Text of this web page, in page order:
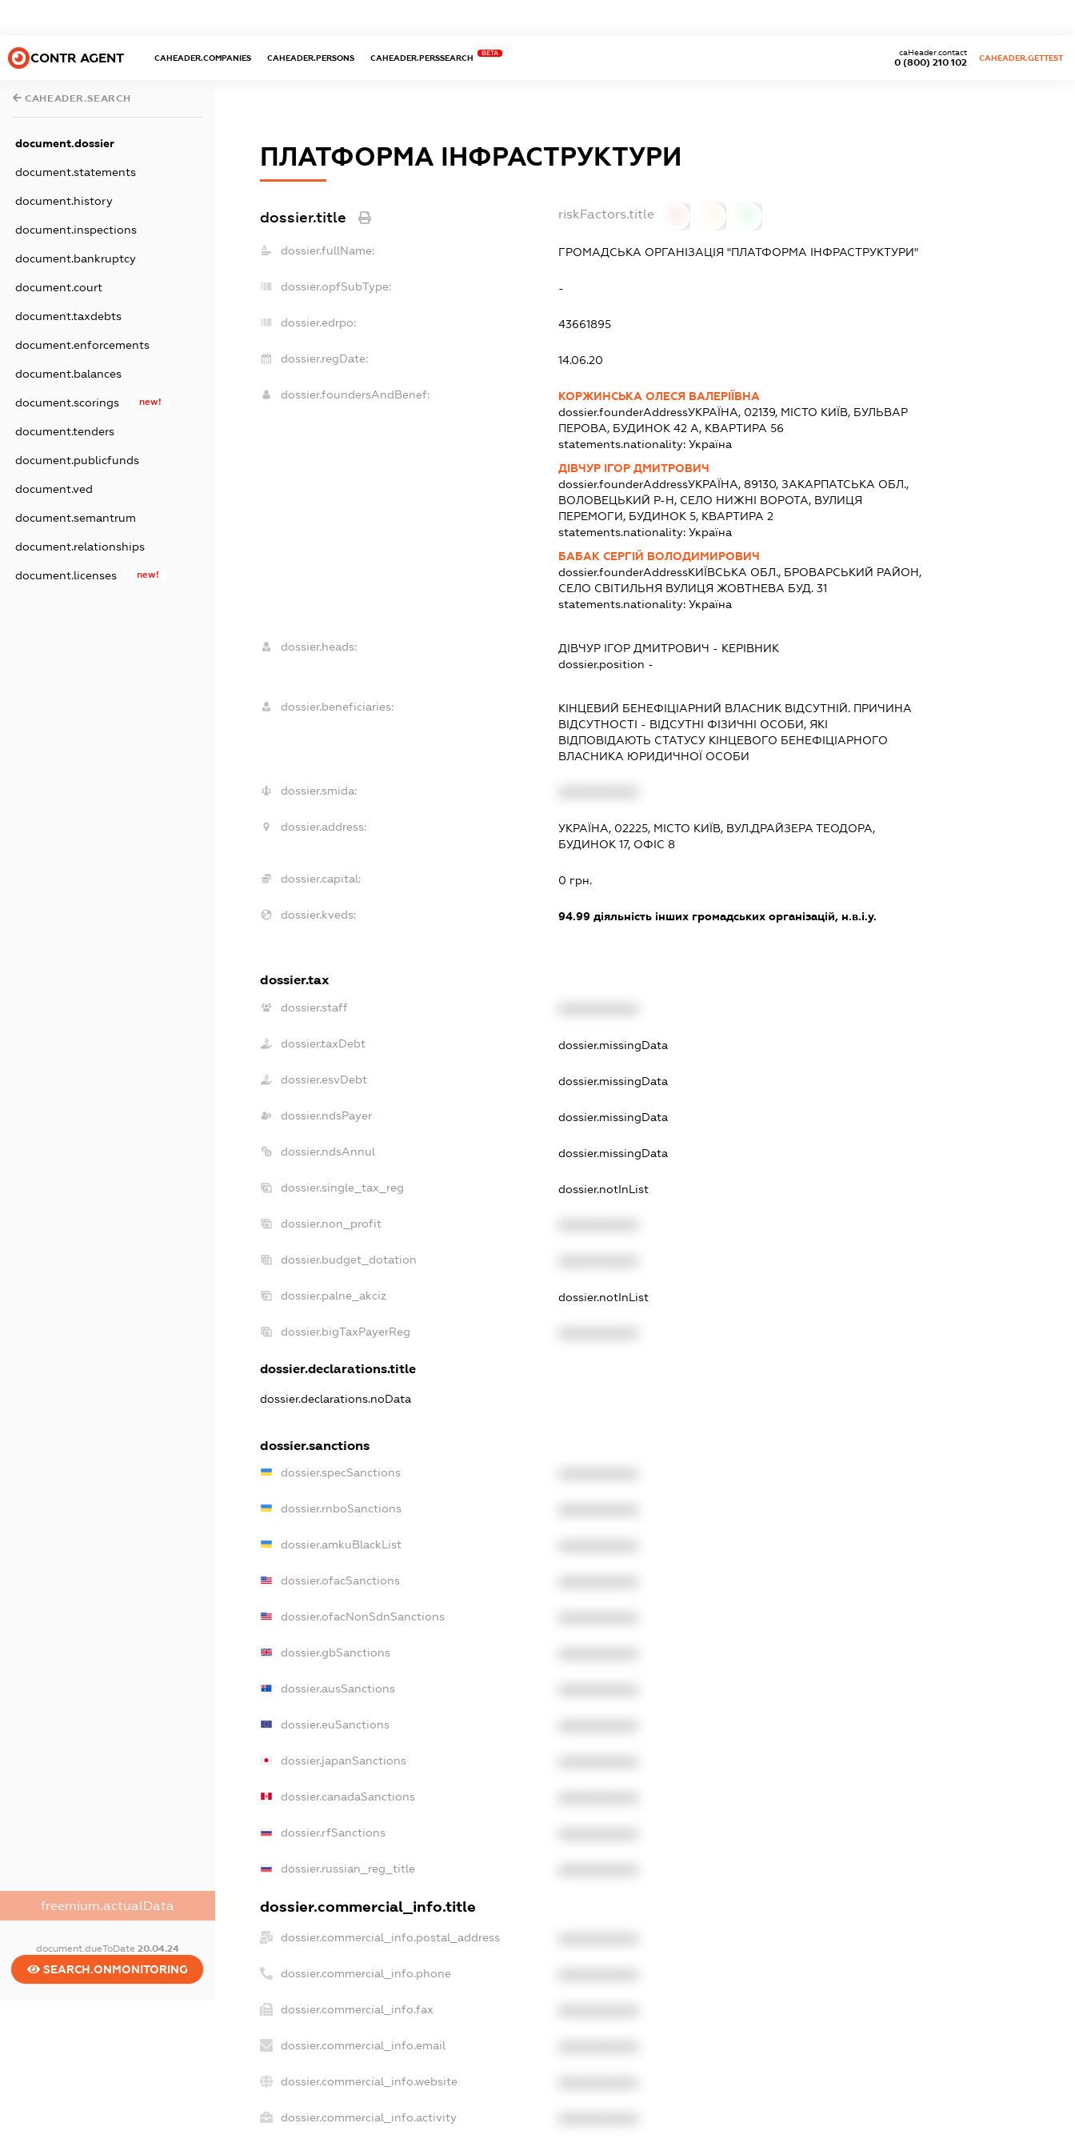
CONTR AGENT CAHEADER.COMPANIES CAHEADER.PERSONS CAHEADER.PERSSEARCH
BETA
0 (800) 210 102
caHeader.contact
CAHEADER.GETTEST
CAHEADER.SEARCH
document.dossier
document.statements
document.history
document.inspections
document.bankruptcy
document.court
document.taxdebts
document.enforcements
document.balances
document.scorings new!
document.tenders
document.publicfunds
document.ved
document.semantrum
document.relationships
document.licenses new!
freemium.actualData
document.dueToDate 20.04.24
SEARCH.ONMONITORING
ПЛАТФОРМА ІНФРАСТРУКТУРИ
dossier.title riskFactors.title
dossier.fullName: ГРОМАДСЬКА ОРГАНІЗАЦІЯ "ПЛАТФОРМА ІНФРАСТРУКТУРИ"
dossier.opfSubType: -
dossier.edrpo: 43661895
dossier.regDate: 14.06.20
dossier.foundersAndBenef:
КОРЖИНСЬКА ОЛЕСЯ ВАЛЕРІЇВНА
dossier.founderAddressУКРАЇНА, 02139, МІСТО КИЇВ, БУЛЬВАР
ПЕРОВА, БУДИНОК 42 А, КВАРТИРА 56
statements.nationality: Україна
ДІВЧУР ІГОР ДМИТРОВИЧ
dossier.founderAddressУКРАЇНА, 89130, ЗАКАРПАТСЬКА ОБЛ.,
ВОЛОВЕЦЬКИЙ Р-Н, СЕЛО НИЖНІ ВОРОТА, ВУЛИЦЯ
ПЕРЕМОГИ, БУДИНОК 5, КВАРТИРА 2
statements.nationality: Україна
БАБАК СЕРГІЙ ВОЛОДИМИРОВИЧ
dossier.founderAddressКИЇВСЬКА ОБЛ., БРОВАРСЬКИЙ РАЙОН,
СЕЛО СВІТИЛЬНЯ ВУЛИЦЯ ЖОВТНЕВА БУД. 31
statements.nationality: Україна
dossier.heads: ДІВЧУР ІГОР ДМИТРОВИЧ - КЕРІВНИК
dossier.position -
dossier.beneficiaries:
КІНЦЕВИЙ БЕНЕФІЦІАРНИЙ ВЛАСНИК ВІДСУТНІЙ. ПРИЧИНА
ВІДСУТНОСТІ - ВІДСУТНІ ФІЗИЧНІ ОСОБИ, ЯКІ
ВІДПОВІДАЮТЬ СТАТУСУ КІНЦЕВОГО БЕНЕФІЦІАРНОГО
ВЛАСНИКА ЮРИДИЧНОЇ ОСОБИ
dossier.smida:
dossier.address:
УКРАЇНА, 02225, МІСТО КИЇВ, ВУЛ.ДРАЙЗЕРА ТЕОДОРА,
БУДИНОК 17, ОФІС 8
dossier.capital: 0 грн.
dossier.kveds: 94.99діяльність інших громадських організацій, н.в.і.у.
dossier.tax
dossier.staff
dossier.taxDebt dossier.missingData
dossier.esvDebt dossier.missingData
dossier.ndsPayer dossier.missingData
dossier.ndsAnnul dossier.missingData
dossier.single_tax_reg dossier.notInList
dossier.non_profit
dossier.budget_dotation
dossier.palne_akciz dossier.notInList
dossier.bigTaxPayerReg
dossier.declarations.title
dossier.declarations.noData
dossier.sanctions
dossier.specSanctions
dossier.rnboSanctions
dossier.amkuBlackList
dossier.ofacSanctions
dossier.ofacNonSdnSanctions
dossier.gbSanctions
dossier.ausSanctions
dossier.euSanctions
dossier.japanSanctions
dossier.canadaSanctions
dossier.rfSanctions
dossier.russian_reg_title
dossier.commercial_info.title
dossier.commercial_info.postal_address
dossier.commercial_info.phone
dossier.commercial_info.fax
dossier.commercial_info.email
dossier.commercial_info.website
dossier.commercial_info.activity